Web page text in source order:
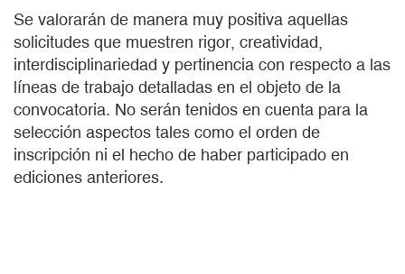
Se valorarán de manera muy positiva aquellas
solicitudes que muestren rigor, creatividad,
interdisciplinariedad y pertinencia con respecto a las
líneas de trabajo detalladas en el objeto de la
convocatoria. No serán tenidos en cuenta para la
selección aspectos tales como el orden de
inscripción ni el hecho de haber participado en
ediciones anteriores.